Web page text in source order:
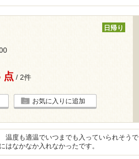
日帰り
点 / 2件
お気に入りに追加
温度も適温でいつまでも入っていられそうで
はなかなか入れなかったです。